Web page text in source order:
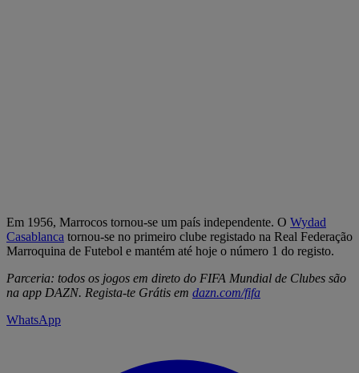
Em 1956, Marrocos tornou-se um país independente. O Wydad
Casablanca tornou-se no primeiro clube registado na Real Federação
Marroquina de Futebol e mantém até hoje o número 1 do registo.
Parceria: todos os jogos em direto do FIFA Mundial de Clubes são
na app DAZN. Regista-te Grátis em dazn.com/fifa
WhatsApp